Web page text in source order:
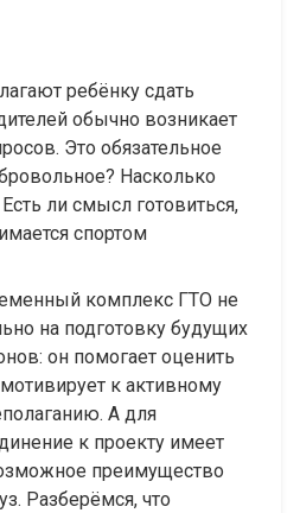
ребёнку сдать
обычно возникает
Это обязательное
Насколько
ли смысл готовиться,
спортом
комплекс ГТО не
на подготовку будущих
он помогает оценить
к активному
А для
к проекту имеет
преимущество
Разберёмся, что